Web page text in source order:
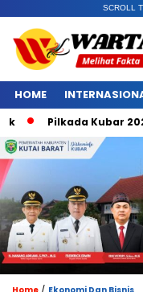
SCROLL
HOME
Kubar 2024,
/